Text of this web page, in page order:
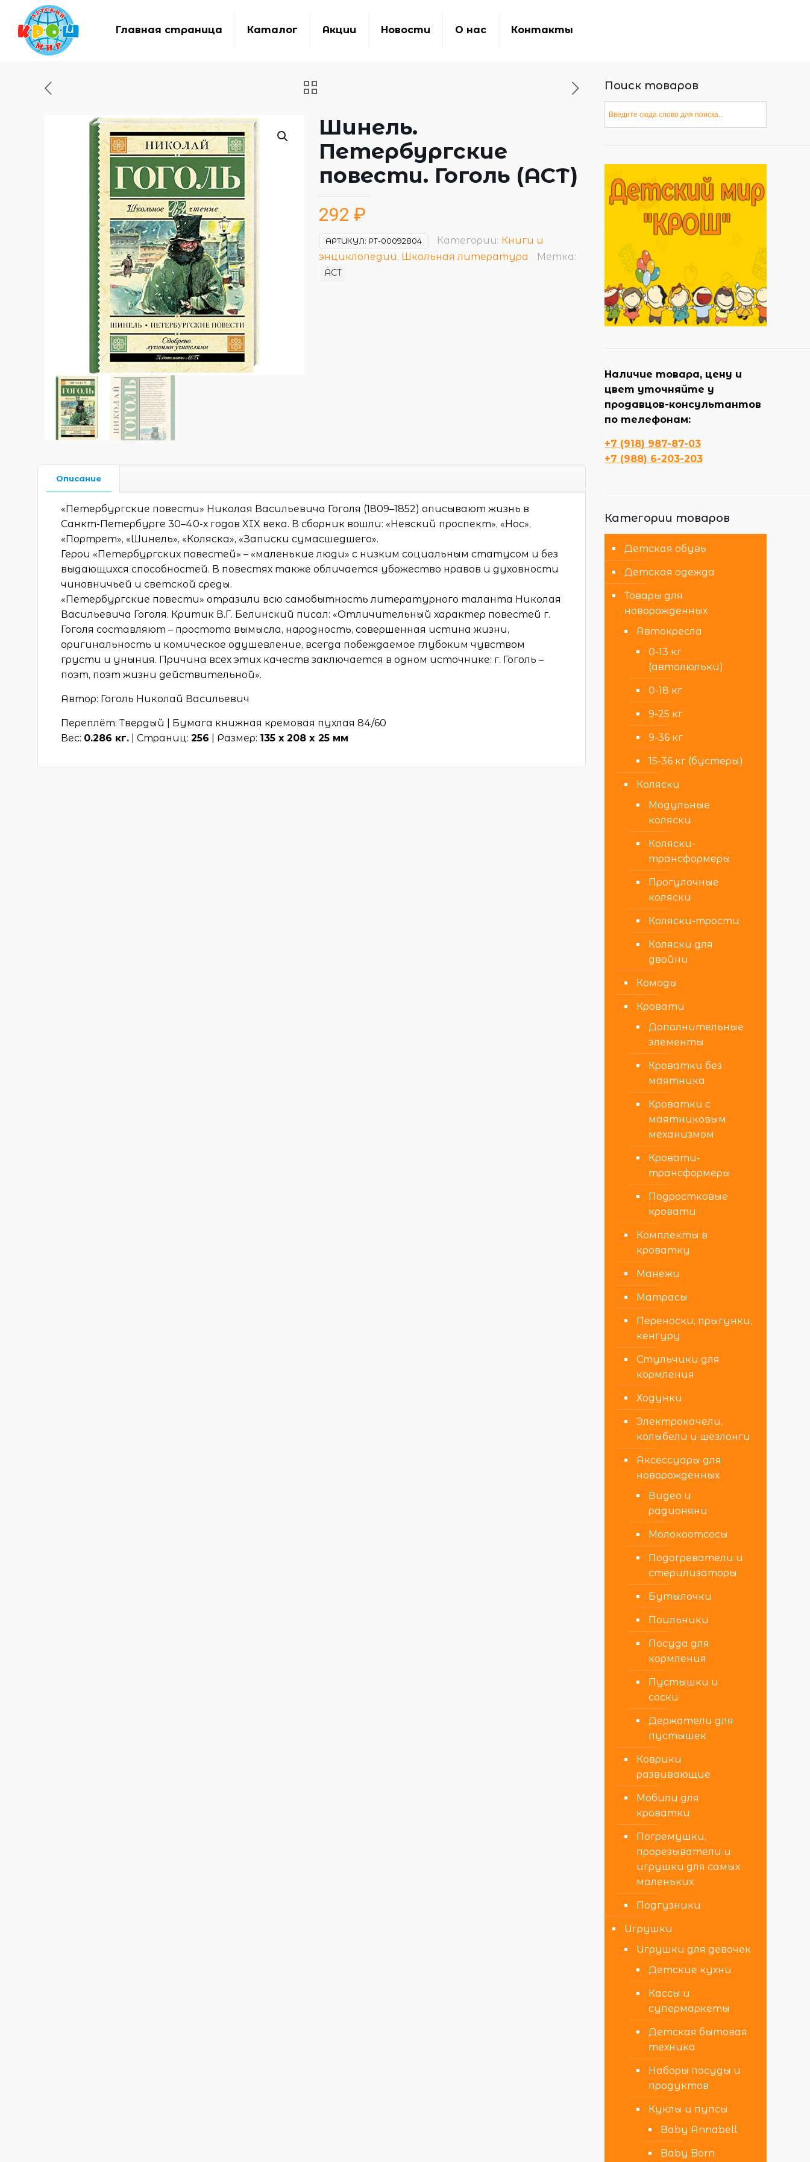
Главная страница Каталог Акции Новости О нас Контакты
Шинель.
Петербургские
повести. Гоголь (АСТ)
292 ₽
АРТИКУЛ: РТ-00092804 Категории: Книги и
энциклопедии, Школьная литература Метка:
АСТ
Описание
«Петербургские повести» Николая Васильевича Гоголя (1809–1852) описывают жизнь в
Санкт-Петербурге 30–40-х годов XIX века. В сборник вошли: «Невский проспект», «Нос»,
«Портрет», «Шинель», «Коляска», «Записки сумасшедшего».
Герои «Петербургских повестей» – «маленькие люди» с низким социальным статусом и без
выдающихся способностей. В повестях также обличается убожество нравов и духовности
чиновничьей и светской среды.
«Петербургские повести» отразили всю самобытность литературного таланта Николая
Васильевича Гоголя. Критик В.Г. Белинский писал: «Отличительный характер повестей г.
Гоголя составляют – простота вымысла, народность, совершенная истина жизни,
оригинальность и комическое одушевление, всегда побеждаемое глубоким чувством
грусти и уныния. Причина всех этих качеств заключается в одном источнике: г. Гоголь –
поэт, поэт жизни действительной».
Автор: Гоголь Николай Васильевич
Переплёт: Твердый | Бумага книжная кремовая пухлая 84/60
Вес: 0.286 кг. | Страниц:256 | Размер: 135 х 208 x 25 мм
Поиск товаров
Наличие товара, цену и
цвет уточняйте у
продавцов-консультантов
по телефонам:
+7 (918) 987-87-03
+7 (988) 6-203-203
Категории товаров
Детская обувь
Детская одежда
Товары для
новорожденных
Автокресла
0-13 кг
(автолюльки)
0-18 кг
9-25 кг
9-36 кг
15-36 кг (бустеры)
Коляски
Модульные
коляски
Коляски-
трансформеры
Прогулочные
коляски
Коляски-трости
Коляски для
двойни
Комоды
Кровати
Дополнительные
элементы
Кроватки без
маятника
Кроватки с
маятниковым
механизмом
Кровати-
трансформеры
Подростковые
кровати
Комплекты в
кроватку
Манежи
Матрасы
Переноски, прыгунки,
кенгуру
Стульчики для
кормления
Ходунки
Электрокачели,
колыбели и шезлонги
Аксессуары для
новорожденных
Видео и
радионяни
Молокоотсосы
Подогреватели и
стерилизаторы
Бутылочки
Поильники
Посуда для
кормления
Пустышки и
соски
Держатели для
пустышек
Коврики
развивающие
Мобили для
кроватки
Погремушки,
прорезыватели и
игрушки для самых
маленьких
Подгузники
Игрушки
Игрушки для девочек
Детские кухни
Кассы и
супермаркеты
Детская бытовая
техника
Наборы посуды и
продуктов
Куклы и пупсы
Baby Annabell
Baby Born